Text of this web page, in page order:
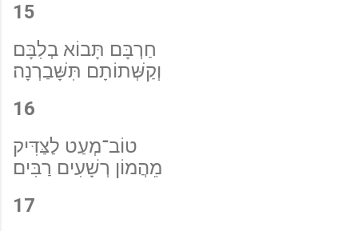
15
חַרְבָּם תָּבוֹא בְלִבָּם
וְקַשְּׁתוֹתָם תִּשָּׁבַרְנָה׃
16
טוֹב־מְעַט לַצַּדִּיק
מֵהֲמוֹן רְשָׁעִים רַבִּים׃
17